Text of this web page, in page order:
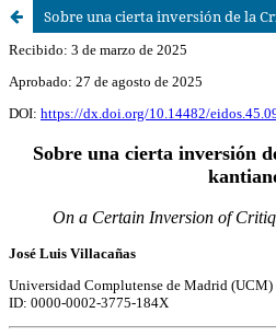
Sobre una cierta inversión de la